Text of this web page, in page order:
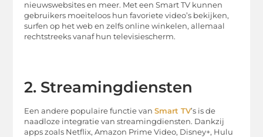
nieuwswebsites en meer. Met een Smart TV kunnen
gebruikers moeiteloos hun favoriete video’s bekijken,
surfen op het web en zelfs online winkelen, allemaal
rechtstreeks vanaf hun televisiescherm.
2. Streamingdiensten
Een andere populaire functie vanSmart TV’s is de
naadloze integratie van streamingdiensten. Dankzij
apps zoals Netflix, Amazon Prime Video, Disney+, Hulu